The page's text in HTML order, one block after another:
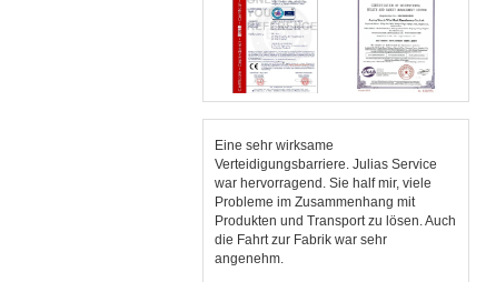
Eine sehr wirksame
Verteidigungsbarriere. Julias Service
war hervorragend. Sie half mir, viele
Probleme im Zusammenhang mit
Produkten und Transport zu lösen. Auch
die Fahrt zur Fabrik war sehr
angenehm.